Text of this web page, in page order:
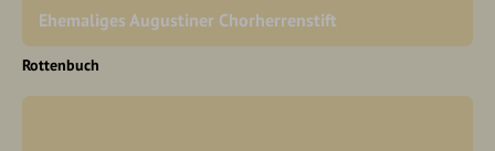
Ehemaliges Augustiner Chorherrenstift
Rottenbuch